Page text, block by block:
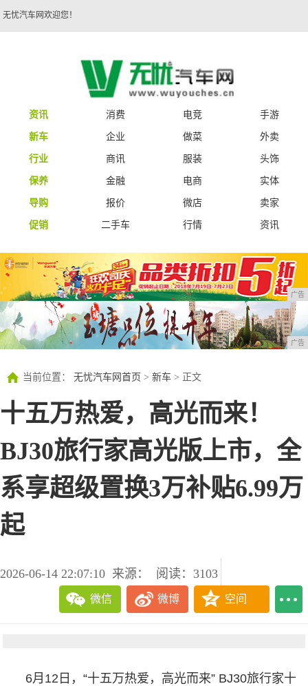
无忧汽车网欢迎您！
资讯 消费 电竞
手游
新车
企业 做菜
外卖
行业
商讯 服装
头饰
保养
金融 电商
实体
导购
报价 微店
卖家
促销
二手车 行情 资讯
广告
广告
当前位置： 无忧汽车网首页 > 新车 > 正文
十五万热爱，高光而来！
BJ30旅行家高光版上市，全
系享超级置换3万补贴6.99万
起
2026-06-14 22:07:10 来源： 阅读：3103
微信 微博 空间
6月12日，“十五万热爱，高光而来” BJ30旅行家十